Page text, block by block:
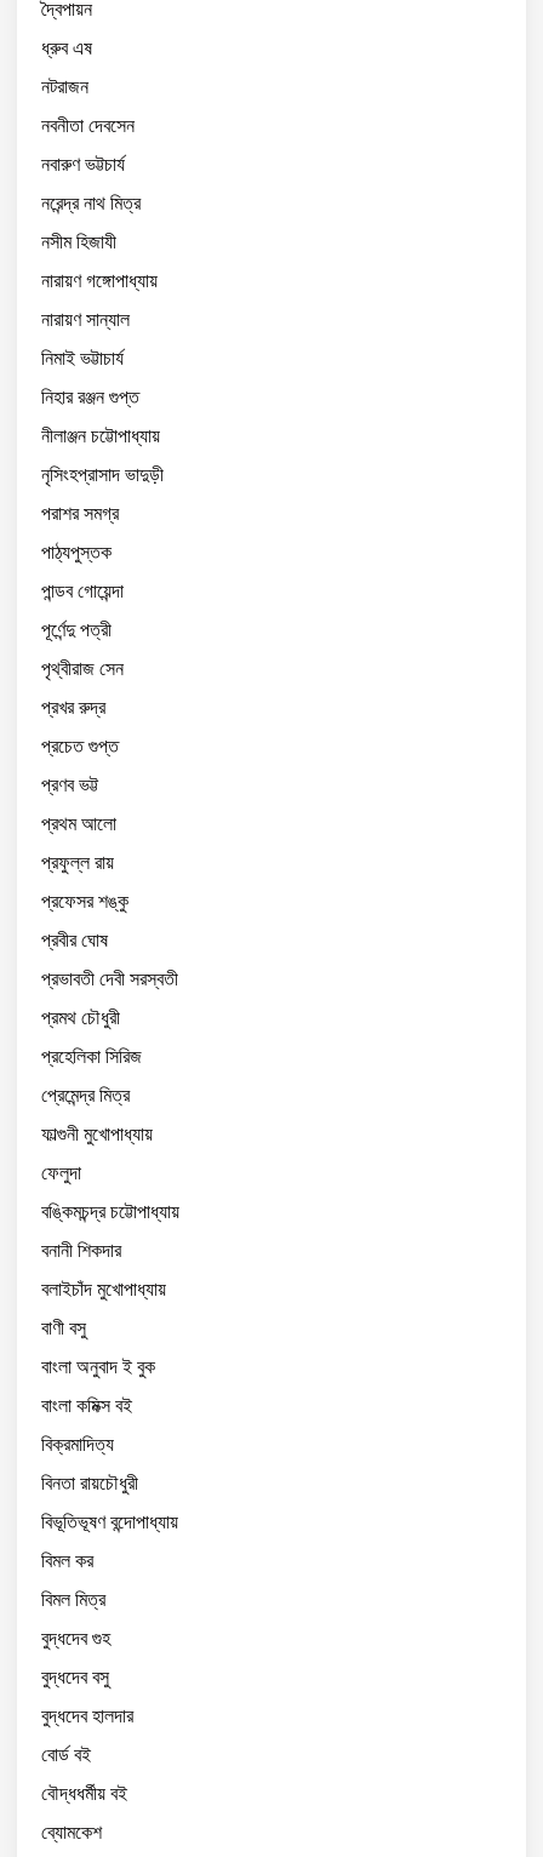
দ্বৈপায়ন
ধ্রুব এষ
নটরাজন
নবনীতা দেবসেন
নবারুণ ভট্টচার্য
নরেন্দ্র নাথ মিত্র
নসীম হিজাযী
নারায়ণ গঙ্গোপাধ্যায়
নারায়ণ সান্যাল
নিমাই ভট্টাচার্য
নিহার রঞ্জন গুপ্ত
নীলাঞ্জন চট্টোপাধ্যায়
নৃসিংহপ্রাসাদ ভাদুড়ী
পরাশর সমগ্র
পাঠ্যপুস্তক
পান্ডব গোয়েন্দা
পূর্ণেন্দু পত্রী
পৃথ্বীরাজ সেন
প্রখর রুদ্র
প্রচেত গুপ্ত
প্রণব ভট্ট
প্রথম আলো
প্রফুল্ল রায়
প্রফেসর শঙ্কু
প্রবীর ঘোষ
প্রভাবতী দেবী সরস্বতী
প্রমথ চৌধুরী
প্রহেলিকা সিরিজ
প্রেমেন্দ্র মিত্র
ফাল্গুনী মুখোপাধ্যায়
ফেলুদা
বঙ্কিমচন্দ্র চট্টোপাধ্যায়
বনানী শিকদার
বলাইচাঁদ মুখোপাধ্যায়
বাণী বসু
বাংলা অনুবাদ ই বুক
বাংলা কমিক্স বই
বিক্রমাদিত্য
বিনতা রায়চৌধুরী
বিভূতিভূষণ বন্দোপাধ্যায়
বিমল কর
বিমল মিত্র
বুদ্ধদেব গুহ
বুদ্ধদেব বসু
বুদ্ধদেব হালদার
বোর্ড বই
বৌদ্ধধর্মীয় বই
ব্যোমকেশ